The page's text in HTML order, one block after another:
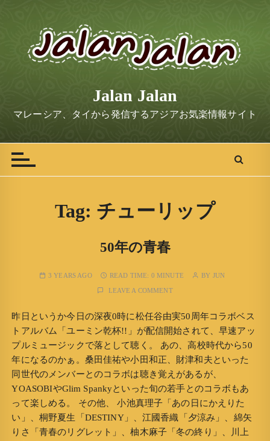
t
Jalan Jalan
マレーシア、タイから発信するアジアお気楽情報サイト
Tag: チューリップ
50年の青春
3 YEARS AGO READ TIME: 0 MINUTE BY JUN
LEAVE A COMMENT
昨日というか今日の深夜0時に松任谷由実50周年コラボベス
トアルバム「ユーミン乾杯!!」が配信開始されて、早速アッ
プルミュージックで落として聴く。 あの、高校時代から50
年になるのかぁ。桑田佳祐や小田和正、財津和夫といった
同世代のメンバーとのコラボは聴き覚えがあるが、
YOASOBIやGlim Spankyといった旬の若手とのコラボもあ
って楽しめる。 その他、 小池真理子「あの日にかえりた
い」、桐野夏生「DESTINY」、江國香織「夕涼み」、綿矢
りさ「青春のリグレット」、柚木麻子「冬の終り」、川上